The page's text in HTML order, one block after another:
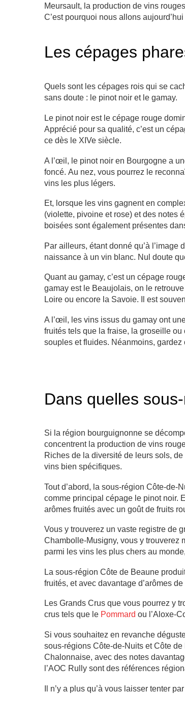
Meursault, la production de vins
C’est pourquoi nous allons
Les cépages
Quels sont les cépages rois qui se
sans doute : le pinot noir et le gamay.
Le pinot noir est le cépage rouge
Apprécié pour sa qualité, c’est un
ce dès le XIVe siècle.
A l’œil, le pinot noir en Bourgogne a
foncé. Au nez, vous pourrez le
vins les plus légers.
Et, lorsque les vins gagnent en
(violette, pivoine et rose) et des notes
boisées sont également présentes
Par ailleurs, étant donné qu’à
naissance à un vin blanc. Nul doute
Quant au gamay, c’est un cépage
gamay est le Beaujolais, on le
Loire ou encore la Savoie. Il est
A l’œil, les vins issus du gamay ont
fruités tels que la fraise, la groseille
souples et fluides. Néanmoins,
Dans quelles
Si la région bourguignonne se
concentrent la production de vins
Riches de la diversité de leurs sols,
vins bien spécifiques.
Tout d’abord, la sous-région Côte-de-
comme principal cépage le pinot noir.
arômes fruités avec un goût de fruits
Vous y trouverez un vaste registre de
Chambolle-Musigny, vous y trouverez
parmi les vins les plus chers au
La sous-région Côte de Beaune
fruités, et avec davantage d’arômes
Les Grands Crus que vous pourrez y
crus tels que le Pommard ou l’Aloxe-
Si vous souhaitez en revanche
sous-régions Côte-de-Nuits et Côte
Chalonnaise, avec des notes
l’AOC Rully sont des références
Il n’y a plus qu’à vous laisser tenter